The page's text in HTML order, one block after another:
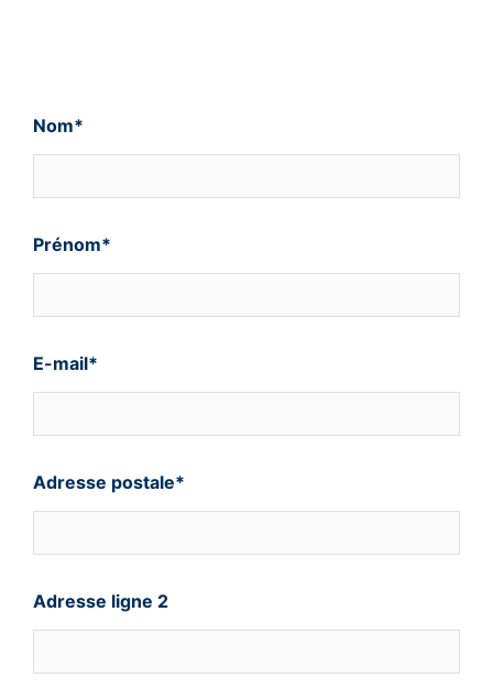
Nom*
Prénom*
E-mail*
Adresse postale*
Adresse ligne 2